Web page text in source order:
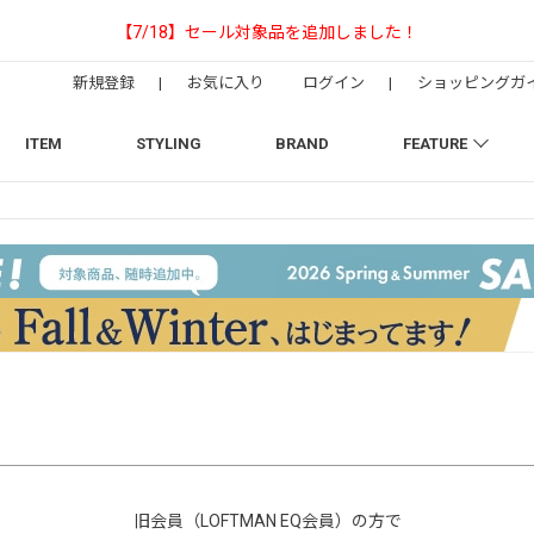
【NEEDLESの別注】50周年 H.D. Track Pant
ITEM STYLING BRAND FEATURE
新規登録 | お気に入り ログイン | ショッピングガ
旧会員（LOFTMAN EQ会員）の方で